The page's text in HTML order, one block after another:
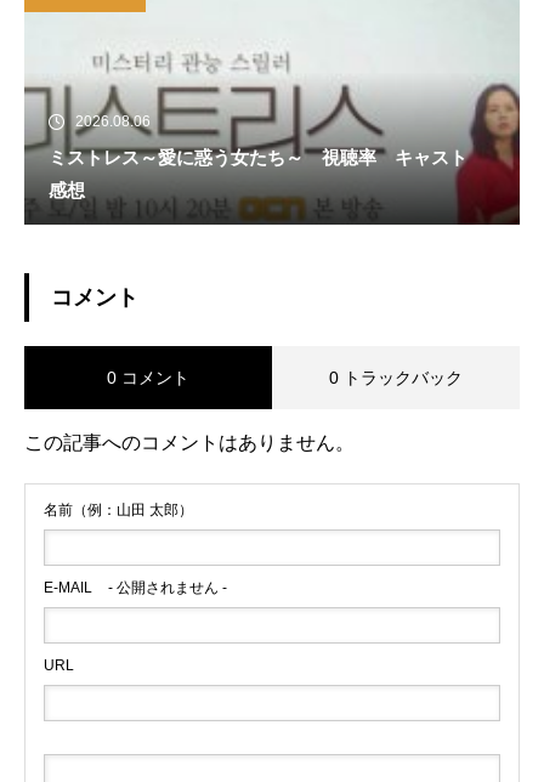
2026.08.06
ミストレス～愛に惑う女たち～ 視聴率 キャスト
感想
コメント
0 コメント 0 トラックバック
この記事へのコメントはありません。
名前（例：山田 太郎）
E-MAIL - 公開されません -
URL